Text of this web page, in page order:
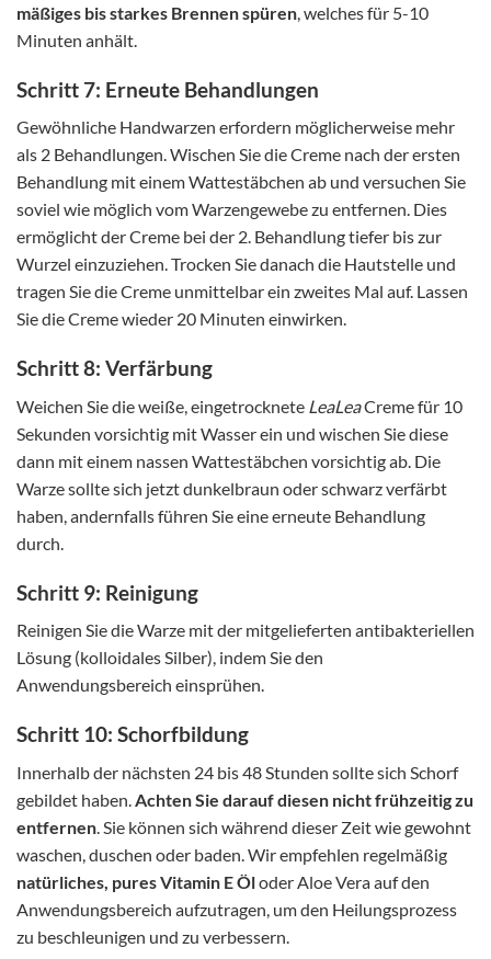
mäßiges bis starkes Brennen spüren, welches für 5-10
Minuten anhält.
Schritt 7: Erneute Behandlungen
Gewöhnliche Handwarzen erfordern möglicherweise mehr
als 2 Behandlungen. Wischen Sie die Creme nach der ersten
Behandlung mit einem Wattestäbchen ab und versuchen Sie
soviel wie möglich vom Warzengewebe zu entfernen. Dies
ermöglicht der Creme bei der 2. Behandlung tiefer bis zur
Wurzel einzuziehen. Trocken Sie danach die Hautstelle und
tragen Sie die Creme unmittelbar ein zweites Mal auf. Lassen
Sie die Creme wieder 20 Minuten einwirken.
Schritt 8: Verfärbung
Weichen Sie die weiße, eingetrocknete LeaLeaCreme für 10
Sekunden vorsichtig mit Wasser ein und wischen Sie diese
dann mit einem nassen Wattestäbchen vorsichtig ab. Die
Warze sollte sich jetzt dunkelbraun oder schwarz verfärbt
haben, andernfalls führen Sie eine erneute Behandlung
durch.
Schritt 9: Reinigung
Reinigen Sie die Warze mit der mitgelieferten antibakteriellen
Lösung (kolloidales Silber), indem Sie den
Anwendungsbereich einsprühen.
Schritt 10: Schorfbildung
Innerhalb der nächsten 24 bis 48 Stunden sollte sich Schorf
gebildet haben. Achten Sie darauf diesen nicht frühzeitig zu
entfernen . Sie können sich während dieser Zeit wie gewohnt
waschen, duschen oder baden. Wir empfehlen regelmäßig
natürliches, pures Vitamin E Öloder Aloe Vera auf den
Anwendungsbereich aufzutragen, um den Heilungsprozess
zu beschleunigen und zu verbessern.